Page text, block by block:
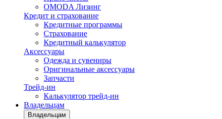
OMODA Лизинг
Кредит и страхование
Кредитные программы
Страхование
Кредитный калькулятор
Аксессуары
Одежда и сувениры
Оригинальные аксессуары
Запчасти
Трейд-ин
Калькулятор трейд-ин
Владельцам
Владельцам